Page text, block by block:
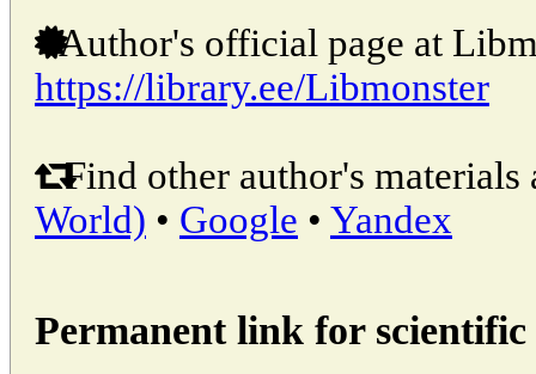
Author's official page at
https://library.ee/Libmonster
Find other author's materials
World) • Google • Yandex
Permanent link for